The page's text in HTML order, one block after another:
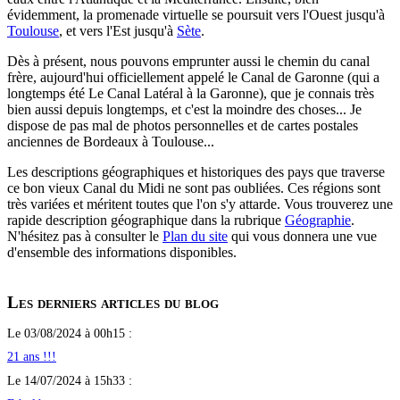
évidemment, la promenade virtuelle se poursuit vers l'Ouest jusqu'à
Toulouse, et vers l'Est jusqu'à Sète.
Dès à présent, nous pouvons emprunter aussi le chemin du canal
frère, aujourd'hui officiellement appelé le Canal de Garonne (qui a
longtemps été Le Canal Latéral à la Garonne), que je connais très
bien aussi depuis longtemps, et c'est la moindre des choses... Je
dispose de pas mal de photos personnelles et de cartes postales
anciennes de Bordeaux à Toulouse...
Les descriptions géographiques et historiques des pays que traverse
ce bon vieux Canal du Midi ne sont pas oubliées. Ces régions sont
très variées et méritent toutes que l'on s'y attarde. Vous trouverez une
rapide description géographique dans la rubrique Géographie.
N'hésitez pas à consulter le Plan du site qui vous donnera une vue
d'ensemble des informations disponibles.
Les derniers articles du blog
Le 03/08/2024 à 00h15 :
21 ans !!!
Le 14/07/2024 à 15h33 :